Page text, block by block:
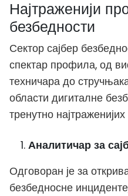
Најтраженији
безбедности
Сектор сајбер
спектар профила, од
техничара до
области дигиталне
тренутно
Аналитичар за
Одговоран је за
безбедносне